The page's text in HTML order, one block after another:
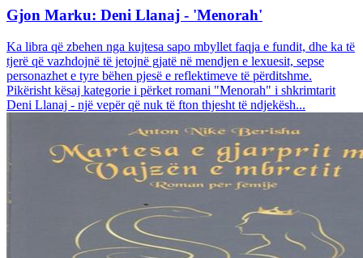
Gjon Marku: Deni Llanaj - 'Menorah'
Ka libra që zbehen nga kujtesa sapo mbyllet faqja e fundit, dhe ka të
tjerë që vazhdojnë të jetojnë gjatë në mendjen e lexuesit, sepse
personazhet e tyre bëhen pjesë e reflektimeve të përditshme.
Pikërisht kësaj kategorie i përket romani "Menorah" i shkrimtarit
Deni Llanaj - një vepër që nuk të fton thjesht të ndjekësh...